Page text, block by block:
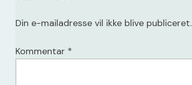
Din e-mailadresse vil ikke blive publiceret.
Kommentar *